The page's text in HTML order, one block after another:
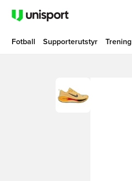
Fotball Supporterutstyr Trening